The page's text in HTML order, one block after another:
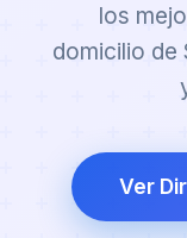
los
domicilio
Ver